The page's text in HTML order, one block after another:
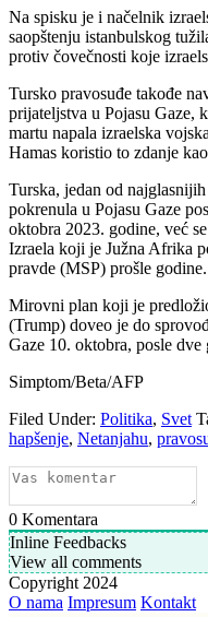
Na spisku je i načelnik
saopštenju istanbulskog
protiv čovečnosti koje
Tursko pravosuđe takođe
prijateljstva u Pojasu Gaze,
martu napala izraelska
Hamas koristio to zdanje
Turska, jedan od
pokrenula u Pojasu Gaze
oktobra 2023. godine, već
Izraela koji je Južna Afrika
pravde (MSP) prošle godine.
Mirovni plan koji je
(Trump) doveo je do
Gaze 10. oktobra, posle dve
Simptom/Beta/AFP
Filed Under: Politika, Svet
hapšenje, Netanjahu,
0 Komentara
Inline Feedbacks
View all comments
Copyright 2024
O nama Impresum Kontakt